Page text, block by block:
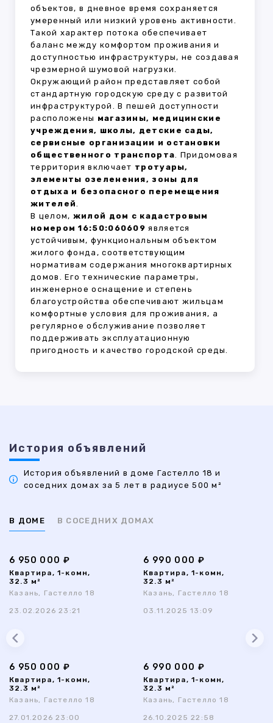
объектов, в дневное время сохраняется
умеренный или низкий уровень активности.
Такой характер потока обеспечивает
баланс между комфортом проживания и
доступностью инфраструктуры, не создавая
чрезмерной шумовой нагрузки.
Окружающий район представляет собой
стандартную городскую среду с развитой
инфраструктурой. В пешей доступности
расположены магазины, медицинские
учреждения, школы, детские сады,
сервисные организации и остановки
общественного транспорта. Придомовая
территория включает тротуары,
элементы озеленения, зоны для
отдыха и безопасного перемещения
жителей.
В целом, жилой дом с кадастровым
номером 16:50:060609 является
устойчивым, функциональным объектом
жилого фонда, соответствующим
нормативам содержания многоквартирных
домов. Его технические параметры,
инженерное оснащение и степень
благоустройства обеспечивают жильцам
комфортные условия для проживания, а
регулярное обслуживание позволяет
поддерживать эксплуатационную
пригодность и качество городской среды.
История объявлений
История объявлений в доме Гастелло 18 и
соседних домах за 5 лет в радиусе 500 м²
В ДОМЕ В СОСЕДНИХ ДОМАХ
6 950 000 ₽
Квартира, 1-комн,
32.3 м²
Казань, Гастелло 18
23.02.2026 23:21
6 990 000 ₽
Квартира, 1-комн,
32.3 м²
Казань, Гастелло 18
03.11.2025 13:09
6 950 000 ₽
Квартира, 1-комн,
32.3 м²
Казань, Гастелло 18
27.01.2026 23:00
6 990 000 ₽
Квартира, 1-комн,
32.3 м²
Казань, Гастелло 18
26.10.2025 22:58